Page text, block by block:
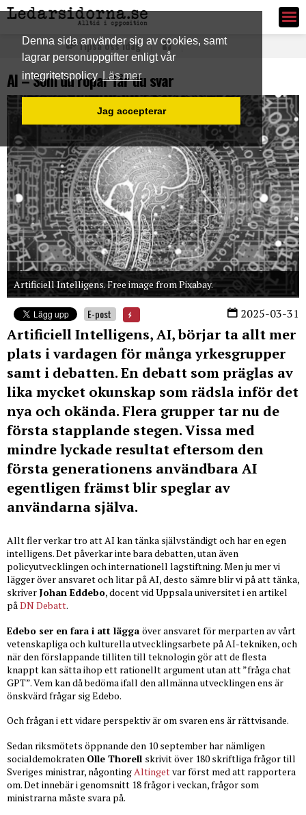
Denna sida använder sig av cookies, samt
lagrar personuppgifter enligt vår
integritetspolicy Läs mer
Jag accepterar
Ledarsidorna.se
Tipsa oss idag
AI – Som du ropar får du svar
Artificiell Intelligens. Free image from Pixabay.
2025-03-31
E-post
Artificiell Intelligens, AI, börjar ta allt mer
plats i vardagen för många yrkesgrupper
samt i debatten. En debatt som präglas av
lika mycket okunskap som rädsla inför det
nya och okända. Flera grupper tar nu de
första stapplande stegen. Vissa med
mindre lyckade resultat eftersom den
första generationens användbara AI
egentligen främst blir speglar av
användarna själva.
Allt fler verkar tro att AI kan tänka självständigt och har en egen
intelligens. Det påverkar inte bara debatten, utan även
policyutvecklingen och internationell lagstiftning. Men ju mer vi
lägger över ansvaret och litar på AI, desto sämre blir vi på att tänka,
skriver Johan Eddebo, docent vid Uppsala universitet i en artikel
påDN Debatt.
Edebo ser en fara i att lägga över ansvaret för merparten av vårt
vetenskapliga och kulturella utvecklingsarbete på AI-tekniken, och
när den förslappande tilliten till teknologin gör att de flesta
knappt kan sätta ihop ett rationellt argument utan att ”fråga chat
GPT”. Vem kan då bedöma ifall den allmänna utvecklingen ens är
önskvärd frågar sig Edebo.
Och frågan i ett vidare perspektiv är om svaren ens är rättvisande.
Sedan riksmötets öppnande den 10 september har nämligen
socialdemokraten Olle Thorell skrivit över 180 skriftliga frågor till
Sveriges ministrar, någontingAltingetvar först med att rapportera
om. Det innebär i genomsnitt 18 frågor i veckan, frågor som
ministrarna måste svara på.